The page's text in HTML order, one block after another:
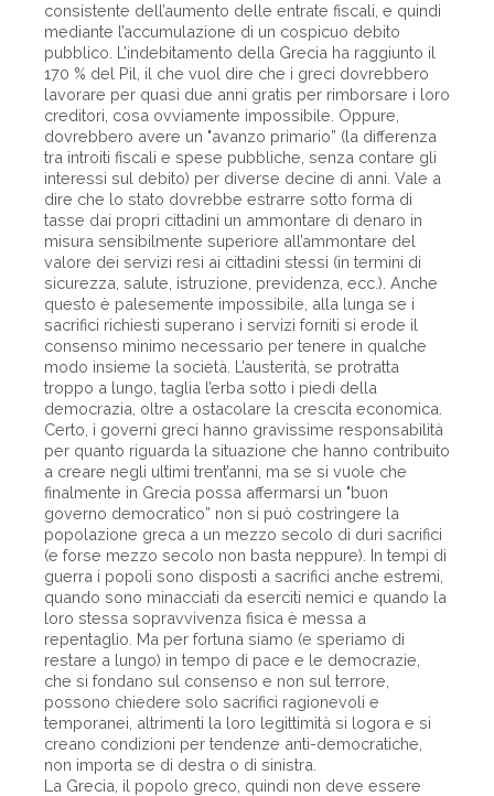
consistente dell’aumento delle entrate fiscali, e quindi
mediante l’accumulazione di un cospicuo debito
pubblico. L’indebitamento della Grecia ha raggiunto il
170 % del Pil, il che vuol dire che i greci dovrebbero
lavorare per quasi due anni gratis per rimborsare i loro
creditori, cosa ovviamente impossibile. Oppure,
dovrebbero avere un "avanzo primario” (la differenza
tra introiti fiscali e spese pubbliche, senza contare gli
interessi sul debito) per diverse decine di anni. Vale a
dire che lo stato dovrebbe estrarre sotto forma di
tasse dai propri cittadini un ammontare di denaro in
misura sensibilmente superiore all’ammontare del
valore dei servizi resi ai cittadini stessi (in termini di
sicurezza, salute, istruzione, previdenza, ecc.). Anche
questo è palesemente impossibile, alla lunga se i
sacrifici richiesti superano i servizi forniti si erode il
consenso minimo necessario per tenere in qualche
modo insieme la società. L’austerità, se protratta
troppo a lungo, taglia l’erba sotto i piedi della
democrazia, oltre a ostacolare la crescita economica.
Certo, i governi greci hanno gravissime responsabilità
per quanto riguarda la situazione che hanno contribuito
a creare negli ultimi trent’anni, ma se si vuole che
finalmente in Grecia possa affermarsi un "buon
governo democratico” non si può costringere la
popolazione greca a un mezzo secolo di duri sacrifici
(e forse mezzo secolo non basta neppure). In tempi di
guerra i popoli sono disposti a sacrifici anche estremi,
quando sono minacciati da eserciti nemici e quando la
loro stessa sopravvivenza fisica è messa a
repentaglio. Ma per fortuna siamo (e speriamo di
restare a lungo) in tempo di pace e le democrazie,
che si fondano sul consenso e non sul terrore,
possono chiedere solo sacrifici ragionevoli e
temporanei, altrimenti la loro legittimità si logora e si
creano condizioni per tendenze anti-democratiche,
non importa se di destra o di sinistra.
La Grecia, il popolo greco, quindi non deve essere